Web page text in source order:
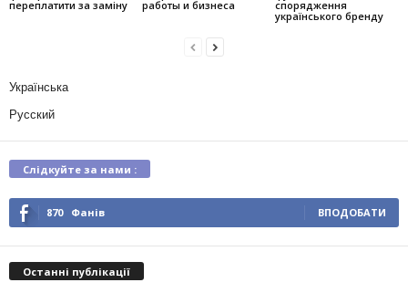
переплатити за заміну
работы и бизнеса
спорядження
українського бренду
Українська
Русский
Слідкуйте за нами :
870 Фанів ВПОДОБАТИ
Останні публікації